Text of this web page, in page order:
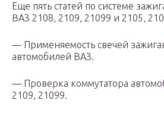
Еще пять статей по системе
ВАЗ 2108, 2109, 21099 и 2105,
— Применяемость свечей
автомобилей ВАЗ.
— Проверка коммутатора
2109, 21099.